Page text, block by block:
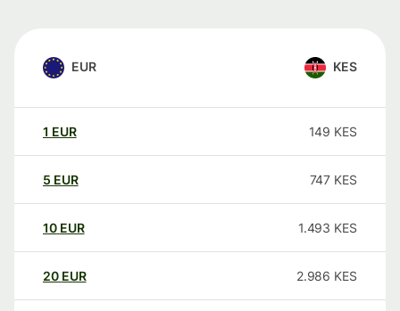
EUR KES
1 EUR 149 KES
5 EUR 747 KES
10 EUR 1.493 KES
20 EUR 2.986 KES